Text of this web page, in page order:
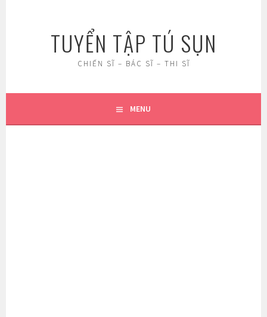
TUYỂN TẬP TÚ SỤN
CHIẾN SĨ – BÁC SĨ – THI SĨ
MENU